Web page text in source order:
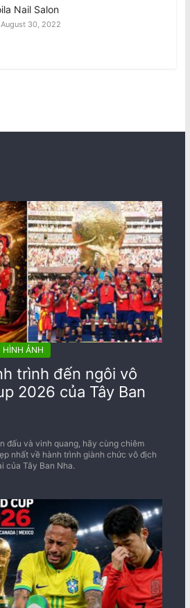
Nail Salon
August 30, 2022
HÌNH ẢNH
trình đến ngôi vô
2026 của Tây Ban
đấu và vinh quang, hãy cùng chiêm
nhất về ​​hành trình giành chức vô địch
của Tây Ban Nha.